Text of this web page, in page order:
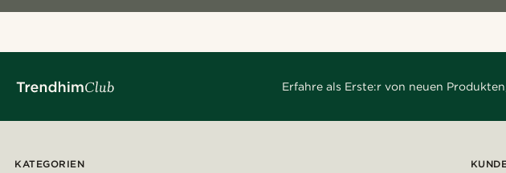
Erfahre als Erste:r von neuen
KATEGORIEN